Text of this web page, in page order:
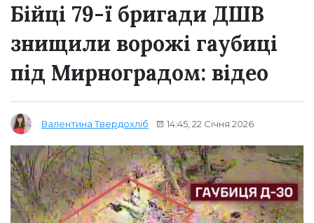
Бійці 79-ї бригади ДШВ
знищили ворожі гаубиці
під Мирноградом: відео
Валентина Твердохліб 14:45, 22 Січня 2026